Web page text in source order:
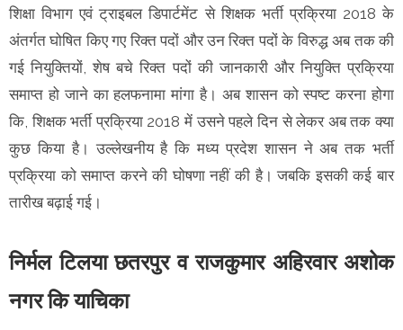
शिक्षा विभाग एवं ट्राइबल डिपार्टमेंट से शिक्षक भर्ती प्रक्रिया 2018 के
अंतर्गत घोषित किए गए रिक्त पदों और उन रिक्त पदों के विरुद्ध अब तक की
गई नियुक्तियों, शेष बचे रिक्त पदों की जानकारी और नियुक्ति प्रक्रिया
समाप्त हो जाने का हलफनामा मांगा है। अब शासन को स्पष्ट करना होगा
कि, शिक्षक भर्ती प्रक्रिया 2018 में उसने पहले दिन से लेकर अब तक क्या
कुछ किया है। उल्लेखनीय है कि मध्य प्रदेश शासन ने अब तक भर्ती
प्रक्रिया को समाप्त करने की घोषणा नहीं की है। जबकि इसकी कई बार
तारीख बढ़ाई गई।
निर्मल टिलया छतरपुर व राजकुमार अहिरवार अशोक
नगर कि याचिका